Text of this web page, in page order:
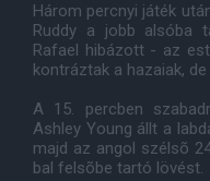
Három percnyi játék
Ruddy a jobb alsóba
Rafael hibázott - az
kontráztak a hazaiak,
A 15. percben
Ashley Young állt a
majd az angol szélsõ
bal felsõbe tartó lövést.